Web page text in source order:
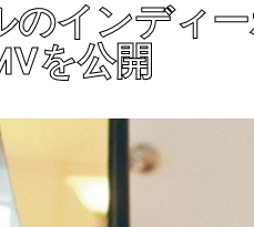
のインディ
を公開